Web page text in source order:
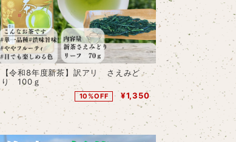
【令和8年度新茶】訳アリ さえみど
り 100ｇ
10%OFF ¥1,350